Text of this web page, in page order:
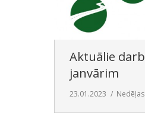
Aktuālie
janvārim
23.01.2023